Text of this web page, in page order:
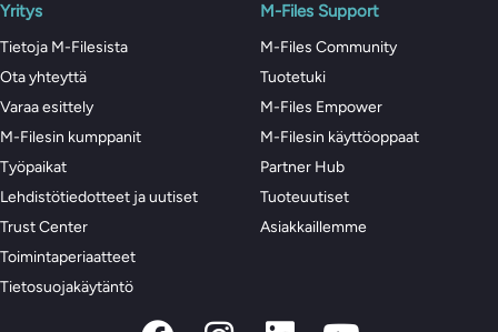
Yritys
Tietoja M-Filesista
Ota yhteyttä
Varaa esittely
M-Filesin kumppanit
Työpaikat
Lehdistötiedotteet ja uutiset
Trust Center
Toimintaperiaatteet
Tietosuojakäytäntö
M-Files Support
M-Files Community
Tuotetuki
M-Files Empower
M-Filesin käyttöoppaat
Partner Hub
Tuoteuutiset
Asiakkaillemme